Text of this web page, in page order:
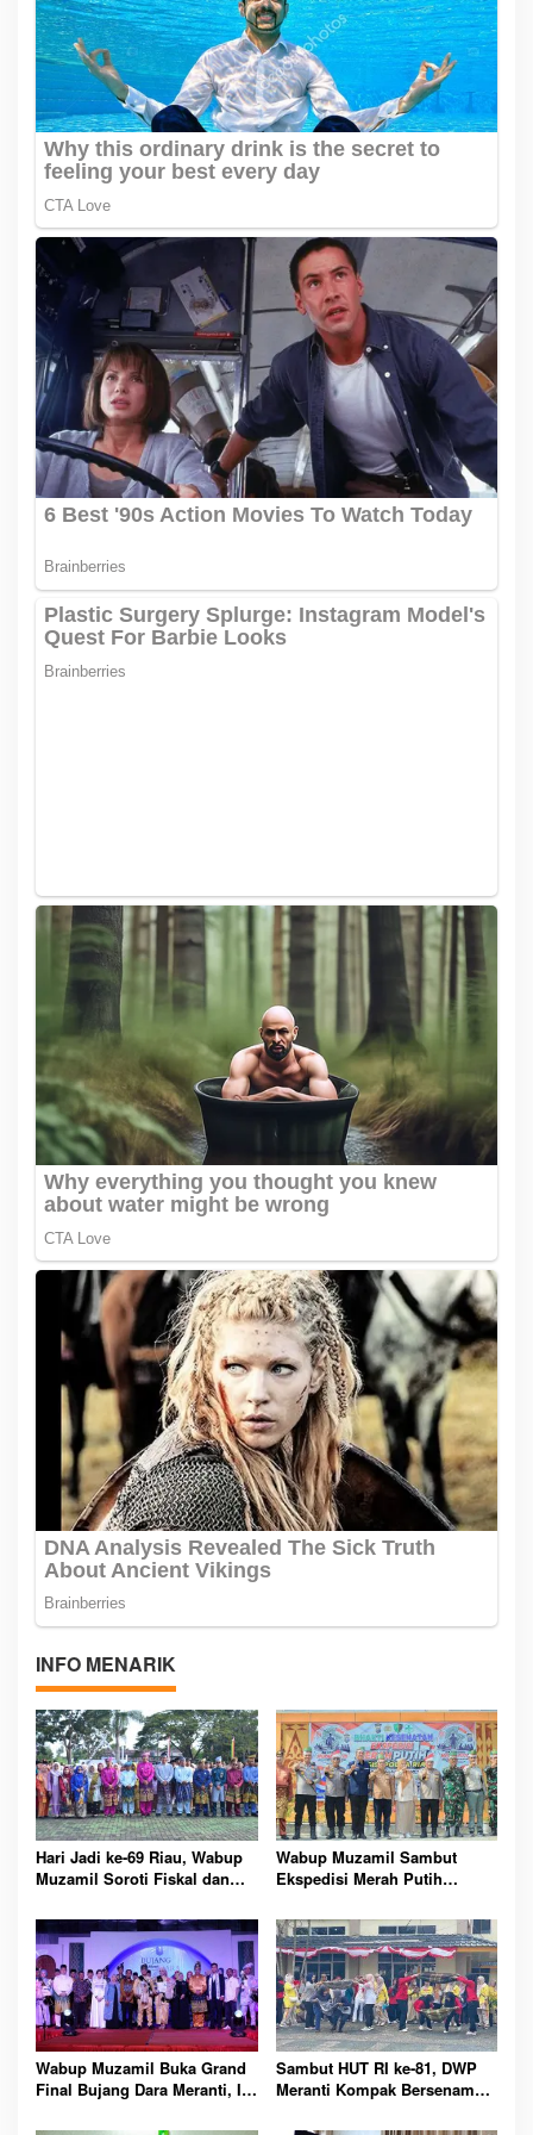
INFO MENARIK
Hari Jadi ke-69 Riau, Wabup
Muzamil Soroti Fiskal dan
Pembangunan untuk
Masyarakat
Wabup Muzamil Sambut
Ekspedisi Merah Putih
Ditanam di Tanah Merah
Wabup Muzamil Buka Grand
Final Bujang Dara Meranti, Ini
Sambut HUT RI ke-81, DWP
Meranti Kompak Bersenam